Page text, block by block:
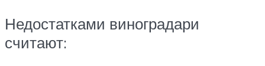
Недостатками виноградари
считают: